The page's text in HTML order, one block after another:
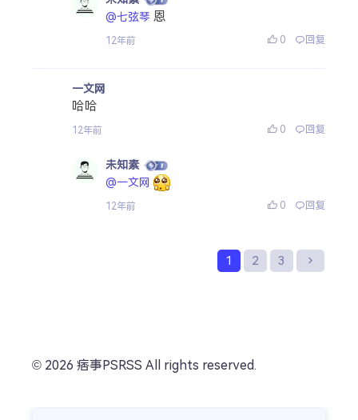
@七弦琴 恩
12年前 0 回复
一文网
哈哈
12年前 0 回复
未知素
@一文网
12年前 0 回复
1 2 3
© 2026 痞事PSRSS All rights reserved.